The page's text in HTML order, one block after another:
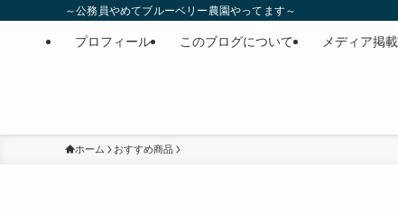
～公務員やめてブルーベリー農園やってます～
プロフィール このブログについて メディア掲載
ホーム おすすめ商品